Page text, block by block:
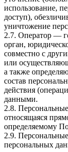
использование,
доступ),
уничтожение
2.7. Оператор —
орган,
совместно с
или
а также
состав
действия
данными.
2.8.
относящаяся
определяемому
2.9.
персональных